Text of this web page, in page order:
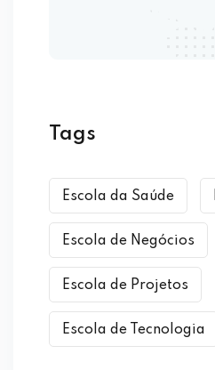
Tags
Escola da Saúde
Escola de Negócios
Escola de Projetos
Escola de Tecnologia